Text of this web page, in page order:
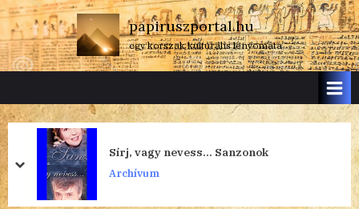
Skip
to
content
papiruszportal.hu
egy korszak kulturális lenyomata
Sírj, vagy nevess… Sanzonok
Archívum
prev
next